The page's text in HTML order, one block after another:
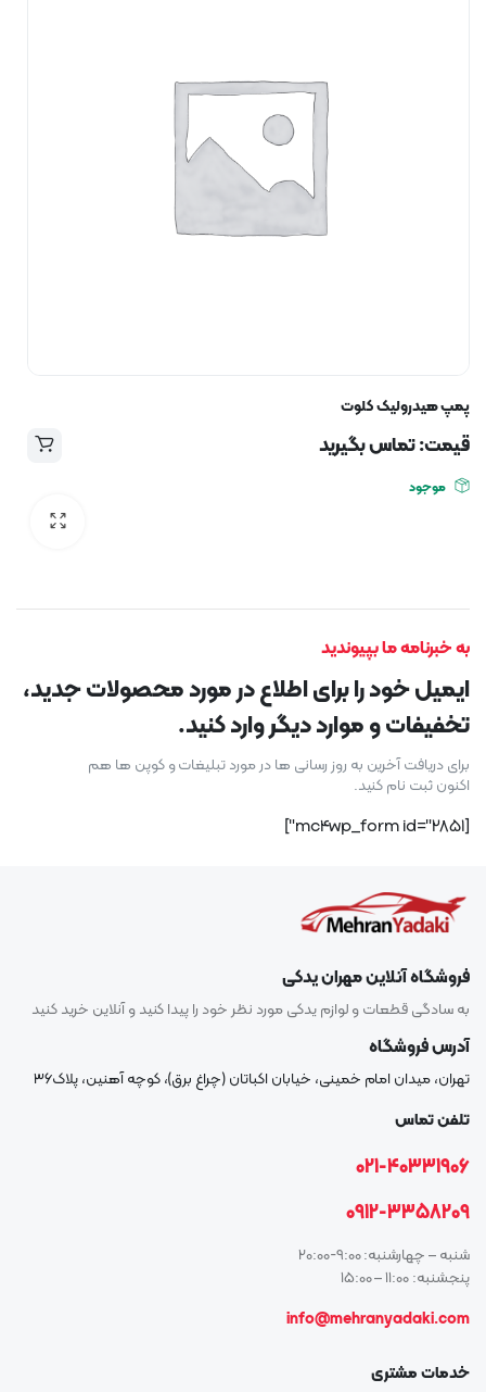
پمپ هیدرولیک کلوت
قیمت: تماس بگیرید
موجود
به خبرنامه ما بپیوندید
ایمیل خود را برای اطلاع در مورد محصولات جدید،
تخفیفات و موارد دیگر وارد کنید.
برای دریافت آخرین به روز رسانی ها در مورد تبلیغات و کوپن ها هم
اکنون ثبت نام کنید.
[mc4wp_form id="2851"]
فروشگاه آنلاین مهران یدکی
به سادگی قطعات و لوازم یدکی مورد نظر خود را پیدا کنید و آنلاین خرید کنید
آدرس فروشگاه
تهران، میدان امام خمینی، خیابان اکباتان (چراغ برق)، کوچه آهنین، پلاک۳۶
تلفن تماس
021-40331906
0912-3358209
شنبه – چهارشنبه: 9:00-20:00
پنجشنبه: 11:00 – 15:00
info@mehranyadaki.com
خدمات مشتری